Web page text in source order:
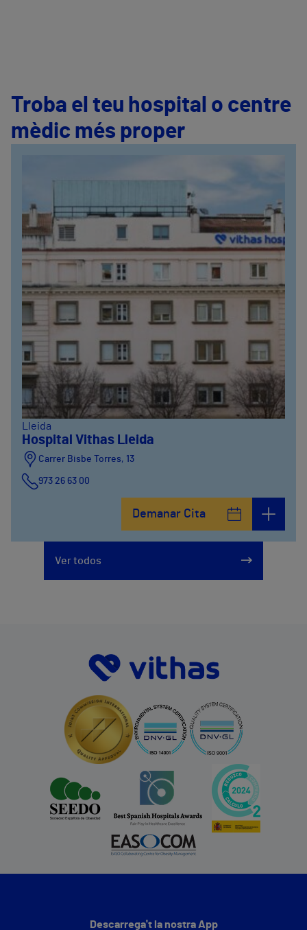
Troba el teu hospital o centre
mèdic més proper
Lleida
Hospital Vithas Lleida
Carrer Bisbe Torres, 13
973 26 63 00
Demanar Cita
Ver todos
Descarrega't la nostra App